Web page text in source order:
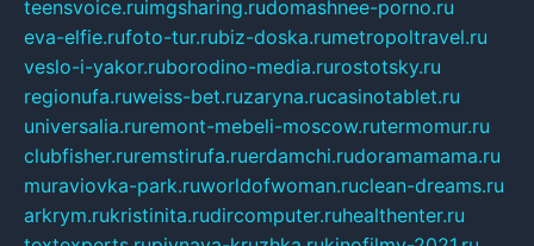
teensvoice.ruimgsharing.rudomashnee-porno.ru
eva-elfie.rufoto-tur.rubiz-doska.rumetropoltravel.ru
veslo-i-yakor.ruborodino-media.rurostotsky.ru
regionufa.ruweiss-bet.ruzaryna.rucasinotablet.ru
universalia.ruremont-mebeli-moscow.rutermomur.ru
clubfisher.ruremstirufa.ruerdamchi.rudoramamama.ru
muraviovka-park.ruworldofwoman.ruclean-dreams.ru
arkrym.rukristinita.rudircomputer.ruhealthenter.ru